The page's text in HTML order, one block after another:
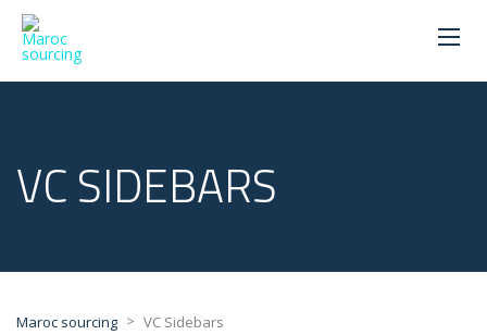
VC SIDEBARS
Maroc sourcing > VC Sidebars